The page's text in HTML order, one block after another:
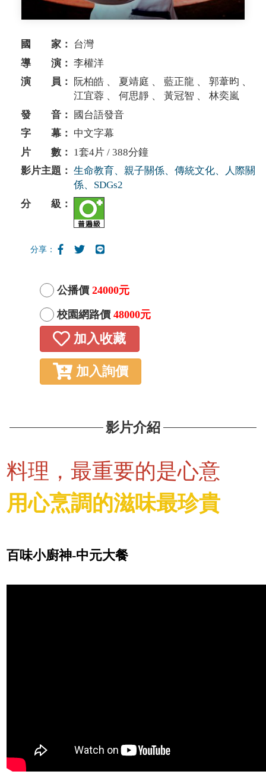
國 家： 台灣
導 演： 李權洋
演 員：
阮柏皓 、 夏靖庭 、 藍正龍 、 郭葦昀 、
江宜蓉 、 何思靜 、 黃冠智 、 林奕嵐
發 音：
國台語發音
字 幕： 中文字幕
片 數： 1套4片 / 388分鐘
影片主題： 生命教育、親子關係、傳統文化、人際關
係、SDGs2
分 級：
分享：
公播價 24000元
校園網路價 48000元
加入收藏
加入詢價
影片介紹
料理，最重要的是心意
用心烹調的滋味最珍貴
百味小廚神-中元大餐